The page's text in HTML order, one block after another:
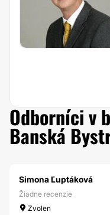
Odborníci v
Banská
Simona Ľuptáková
Žiadne recenzie
Zvolen